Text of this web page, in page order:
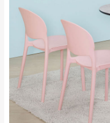
苗栗
運費
$
配
到貨時間：指
發票寄送：
若您選擇三聯式或
完成出貨15個工
工作天內送達，
退換貨說明：